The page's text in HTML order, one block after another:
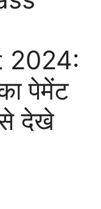
2024:
पेमेंट
से देखे